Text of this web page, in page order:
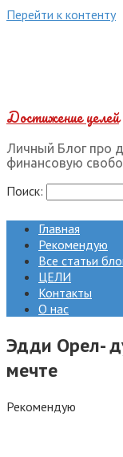
Перейти к контенту
Достижение целей
Личный Блог про
финансовую
Поиск:
Главная
Рекомендую
Все статьи
ЦЕЛИ
Контакты
О нас
Эдди Орел-
мечте
Рекомендую